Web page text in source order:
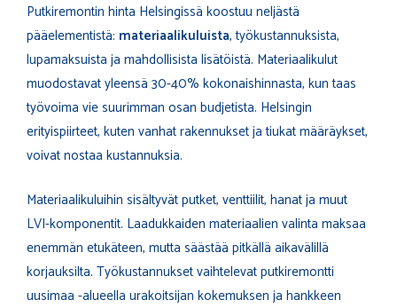
Putkiremontin hinta Helsingissä koostuu neljästä
pääelementistä: materiaalikuluista, työkustannuksista,
lupamaksuista ja mahdollisista lisätöistä. Materiaalikulut
muodostavat yleensä 30-40% kokonaishinnasta, kun taas
työvoima vie suurimman osan budjetista. Helsingin
erityispiirteet, kuten vanhat rakennukset ja tiukat määräykset,
voivat nostaa kustannuksia.
Materiaalikuluihin sisältyvät putket, venttiilit, hanat ja muut
LVI-komponentit. Laadukkaiden materiaalien valinta maksaa
enemmän etukäteen, mutta säästää pitkällä aikavälillä
korjauksilta. Työkustannukset vaihtelevat putkiremontti
uusimaa -alueella urakoitsijan kokemuksen ja hankkeen